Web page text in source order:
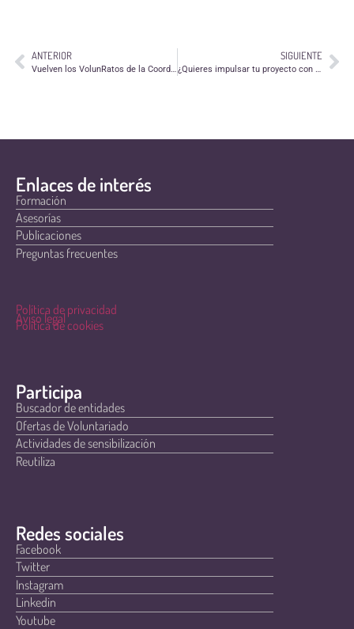
ANTERIOR
Vuelven los VolunRatos de la Coordinadora Aragonesa de Voluntariado
SIGUIENTE
¿Quieres impulsar tu proyecto con impacto social en Aragón?
Enlaces de interés
Formación
Asesorías
Publicaciones
Preguntas frecuentes
Política de privacidad
Aviso legal
Política de cookies
Participa
Buscador de entidades
Ofertas de Voluntariado
Actividades de sensibilización
Reutiliza
Redes sociales
Facebook
Twitter
Instagram
Linkedin
Youtube